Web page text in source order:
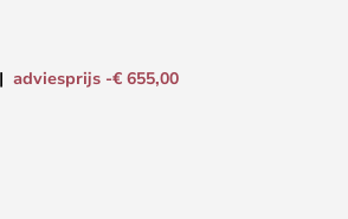
adviesprijs -€ 655,00